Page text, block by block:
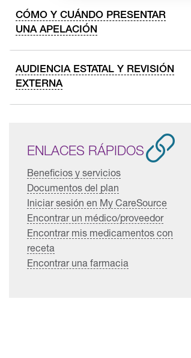
CÓMO Y CUÁNDO PRESENTAR
UNA APELACIÓN
AUDIENCIA ESTATAL Y REVISIÓN
EXTERNA
ENLACES RÁPIDOS
Beneficios y servicios
Documentos del plan
Iniciar sesión en My CareSource
Encontrar un médico/proveedor
Encontrar mis medicamentos con
receta
Encontrar una farmacia